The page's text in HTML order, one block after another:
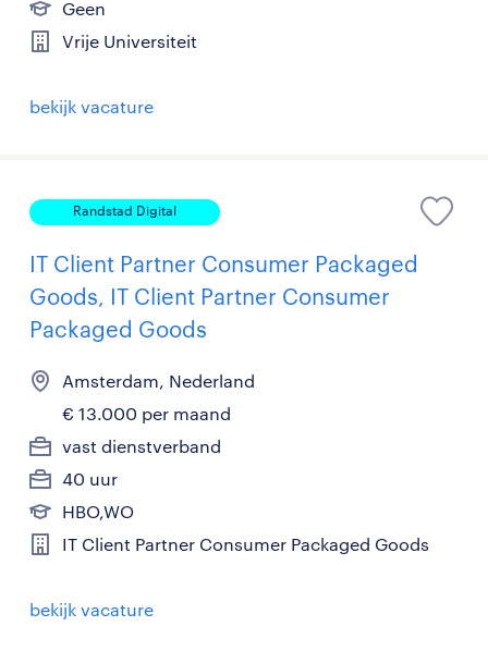
Geen
Vrije Universiteit
bekijk vacature
Randstad Digital
IT Client Partner Consumer Packaged
Goods, IT Client Partner Consumer
Packaged Goods
Amsterdam, Nederland
€ 13.000 per maand
vast dienstverband
40 uur
HBO,WO
IT Client Partner Consumer Packaged Goods
bekijk vacature